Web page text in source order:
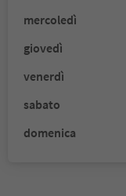
mercoledì
giovedì
venerdì
sabato
domenica